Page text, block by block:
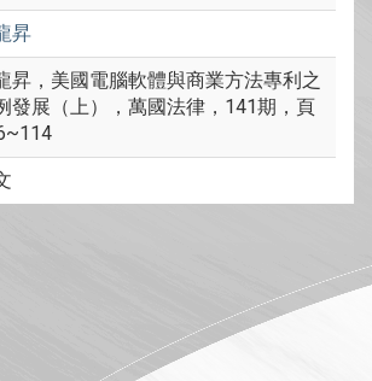
昇
昇，美國電腦軟體與商業方法專利之
發展（上），萬國法律，141期，頁